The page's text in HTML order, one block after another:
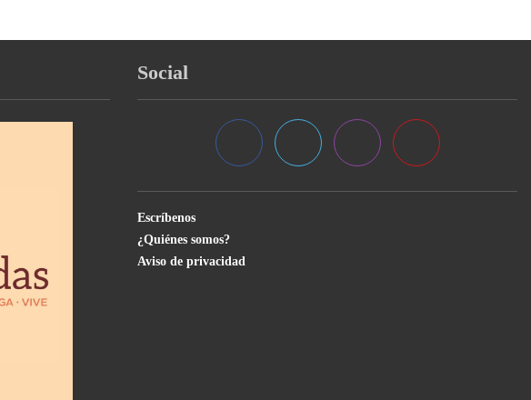
Social
Escríbenos
¿Quiénes somos?
Aviso de privacidad